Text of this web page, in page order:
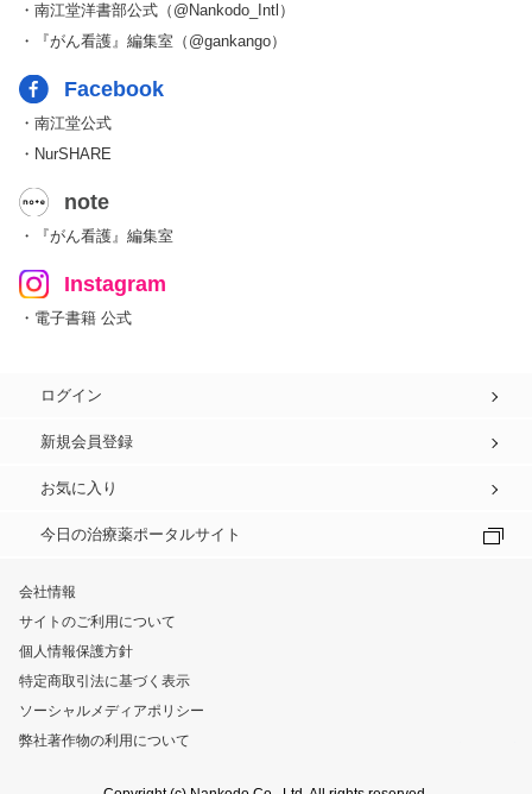
・南江堂洋書部公式（@Nankodo_Intl）
・『がん看護』編集室（@gankango）
Facebook
・南江堂公式
・NurSHARE
note
・『がん看護』編集室
Instagram
・電子書籍 公式
ログイン
新規会員登録
お気に入り
今日の治療薬ポータルサイト
会社情報
サイトのご利用について
個人情報保護方針
特定商取引法に基づく表示
ソーシャルメディアポリシー
弊社著作物の利用について